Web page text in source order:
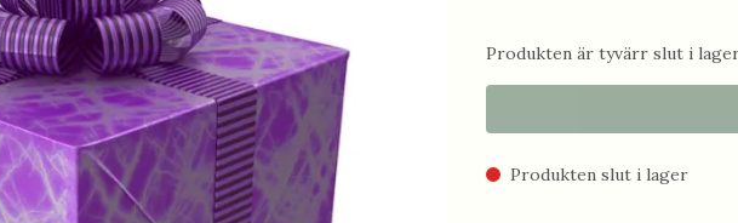
Produkten är tyvärr slut i
Produkten slut i lager